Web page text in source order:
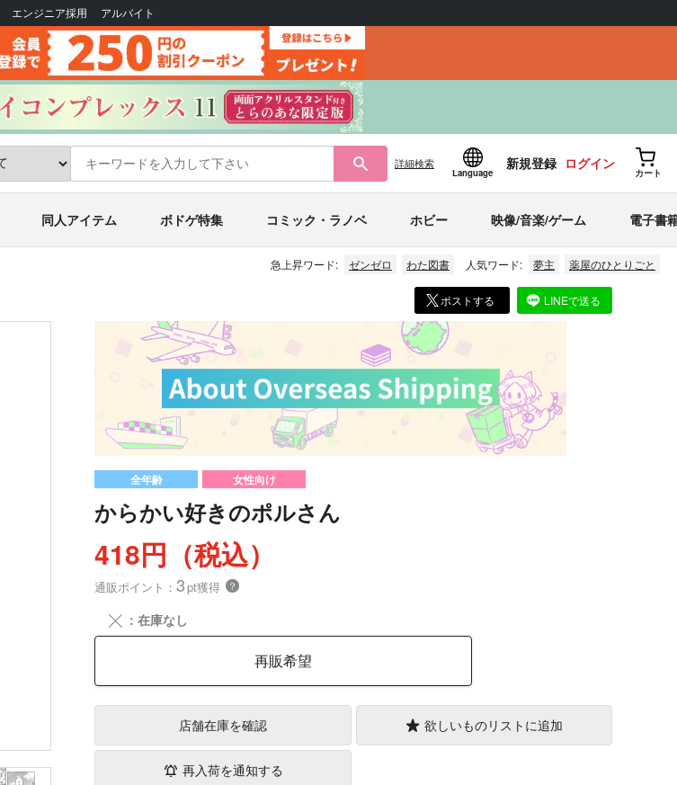
エンジニア採用 アルバイト
詳細検索
Language
新規登録 ログイン
カート
同人アイテム ボドゲ特集 コミック・ラノベ ホビー 映像/音楽/ゲーム 電子書
急上昇ワード: ゼンゼロ わた図書 人気ワード: 夢主 薬屋のひとりごと
ポストする LINEで送る
全年齢 女性向け
からかい好きのポルさん
418円（税込）
通販ポイント： 3pt獲得 ？
╳ ：在庫なし
再販希望
店舗在庫を確認 欲しいものリストに追加
再入荷を通知する